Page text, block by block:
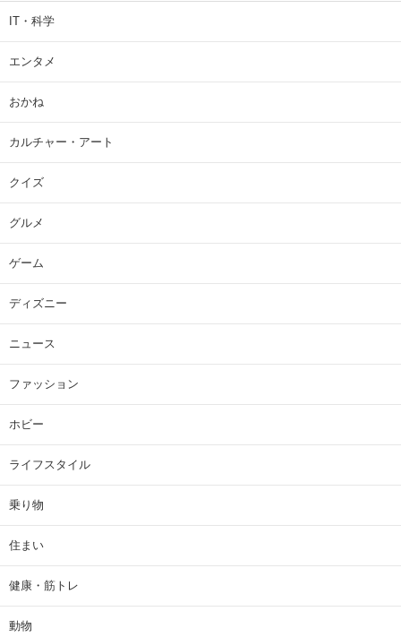
IT・科学
エンタメ
おかね
カルチャー・アート
クイズ
グルメ
ゲーム
ディズニー
ニュース
ファッション
ホビー
ライフスタイル
乗り物
住まい
健康・筋トレ
動物